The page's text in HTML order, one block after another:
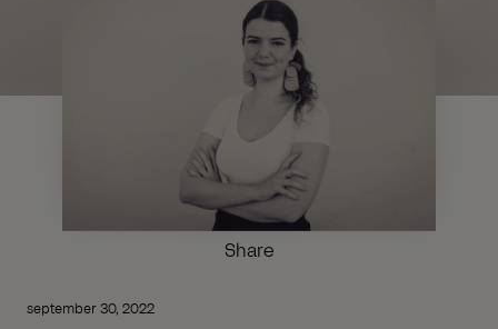
Share
september 30, 2022